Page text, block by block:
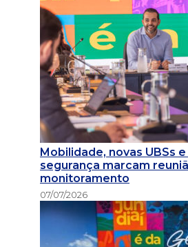
Mobilidade, novas UBSs
segurança marcam
monitoramento
07/07/2026